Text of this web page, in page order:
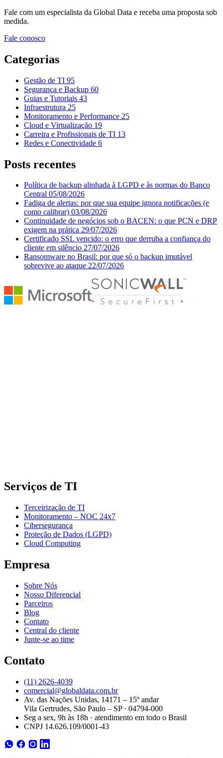
Fale com um especialista da Global Data e receba uma proposta sob
medida.
Fale conosco
Categorias
Gestão de TI 95
Segurança e Backup 60
Guias e Tutoriais 43
Infraestrutura 25
Monitoramento e Performance 25
Cloud e Virtualização 19
Carreira e Profissionais de TI 13
Redes e Conectividade 6
Posts recentes
Política de backup alinhada à LGPD e às normas do Banco
Central 05/08/2026
Fadiga de alertas: por que sua equipe ignora notificações (e
como calibrar) 03/08/2026
Continuidade de negócios sob o BACEN: o que PCN e DRP
exigem na prática 29/07/2026
Certificado SSL vencido: o erro que derruba a confiança do
cliente em silêncio 27/07/2026
Ransomware no Brasil: por que só o backup imutável
sobrevive ao ataque 22/07/2026
Serviços de TI
Terceirização de TI
Monitoramento – NOC 24x7
Cibersegurança
Proteção de Dados (LGPD)
Cloud Computing
Empresa
Sobre Nós
Nosso Diferencial
Parceiros
Blog
Contato
Central do cliente
Junte-se ao time
Contato
(11) 2626-4039
comercial@globaldata.com.br
Av. das Nações Unidas, 14171 – 15º andar
Vila Gertrudes, São Paulo – SP · 04794-000
Seg a sex, 9h às 18h · atendimento em todo o Brasil
CNPJ 14.626.109/0001-43